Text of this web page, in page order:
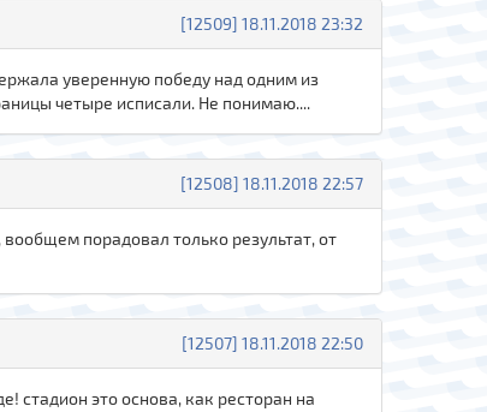
[12509] 18.11.2018 23:32
уверенную победу над одним из
четыре исписали. Не понимаю....
[12508] 18.11.2018 22:57
порадовал только результат, от
[12507] 18.11.2018 22:50
стадион это основа, как ресторан на